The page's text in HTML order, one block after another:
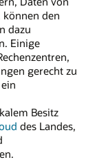
können den
dazu
Einige
gerecht zu
Besitz
des Landes,